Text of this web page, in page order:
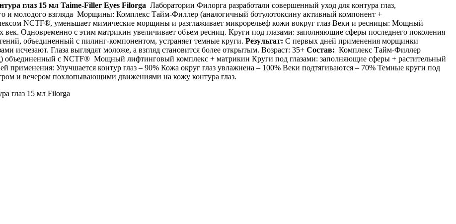
глаз 15 мл Taime-Filler Eyes Filorga Лаборатории Филорга разработали совершенный уход для контура глаз,
и молодого взгляда Морщины: Комплекс Тайм-Филлер (аналогичный ботулотоксину активный компонент +
NCTF®, уменьшает мимические морщины и разглаживает микрорельеф кожи вокруг глаз Веки и ресницы: Мощный
век. Одновременно с этим матрикин увеличивает объем ресниц. Круги под глазами: заполняющие сферы последнего поколения
объединенный с пилинг-компонентом, устраняет темные круги. Результат: С первых дней применения морщинки
исчезают. Глаза выглядят моложе, а взгляд становится более открытым. Возраст: 35+ Состав: Комплекс Тайм-Филлер
объединенный с NCTF® Мощный лифтинговый комплекс + матрикин Круги под глазами: заполняющие сферы + растительный
применения: Улучшается контур глаз – 90% Кожа округ глаз увлажнена – 100% Веки подтягиваются – 70% Темные круги под
и вечером похлопывающими движениями на кожу контура глаз.
глаз 15 мл Filorga